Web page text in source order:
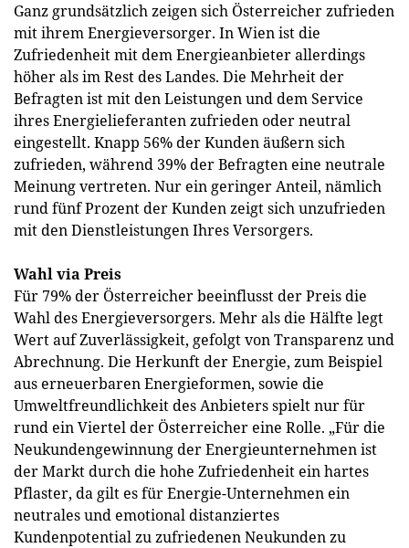
Ganz grundsätzlich zeigen sich Österreicher zufrieden
mit ihrem Energieversorger. In Wien ist die
Zufriedenheit mit dem Energieanbieter allerdings
höher als im Rest des Landes. Die Mehrheit der
Befragten ist mit den Leistungen und dem Service
ihres Energielieferanten zufrieden oder neutral
eingestellt. Knapp 56% der Kunden äußern sich
zufrieden, während 39% der Befragten eine neutrale
Meinung vertreten. Nur ein geringer Anteil, nämlich
rund fünf Prozent der Kunden zeigt sich unzufrieden
mit den Dienstleistungen Ihres Versorgers.
Wahl via Preis
Für 79% der Österreicher beeinflusst der Preis die
Wahl des Energieversorgers. Mehr als die Hälfte legt
Wert auf Zuverlässigkeit, gefolgt von Transparenz und
Abrechnung. Die Herkunft der Energie, zum Beispiel
aus erneuerbaren Energieformen, sowie die
Umweltfreundlichkeit des Anbieters spielt nur für
rund ein Viertel der Österreicher eine Rolle. „Für die
Neukundengewinnung der Energieunternehmen ist
der Markt durch die hohe Zufriedenheit ein hartes
Pflaster, da gilt es für Energie-Unternehmen ein
neutrales und emotional distanziertes
Kundenpotential zu zufriedenen Neukunden zu